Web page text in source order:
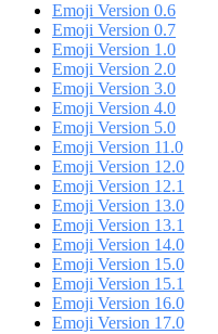
Emoji Version 0.6
Emoji Version 0.7
Emoji Version 1.0
Emoji Version 2.0
Emoji Version 3.0
Emoji Version 4.0
Emoji Version 5.0
Emoji Version 11.0
Emoji Version 12.0
Emoji Version 12.1
Emoji Version 13.0
Emoji Version 13.1
Emoji Version 14.0
Emoji Version 15.0
Emoji Version 15.1
Emoji Version 16.0
Emoji Version 17.0